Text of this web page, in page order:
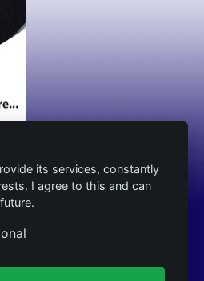
its services, constantly
I agree to this and can